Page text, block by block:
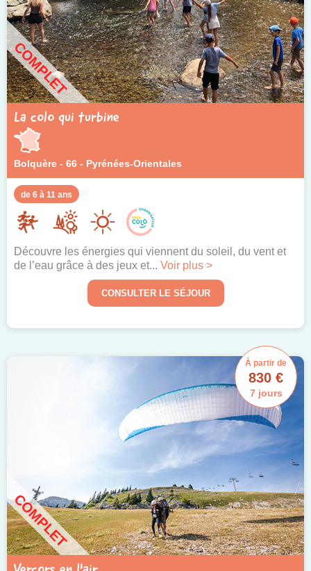
COMPLET
La colo qui turbine
Bolquère - 66 - Pyrénées-Orientales
de 6 à 11 ans
Découvre les énergies qui viennent du soleil, du vent et
de l’eau grâce à des jeux et... Voir plus >
CONSULTER LE SÉJOUR
COMPLET
À partir de
830 €
7 jours